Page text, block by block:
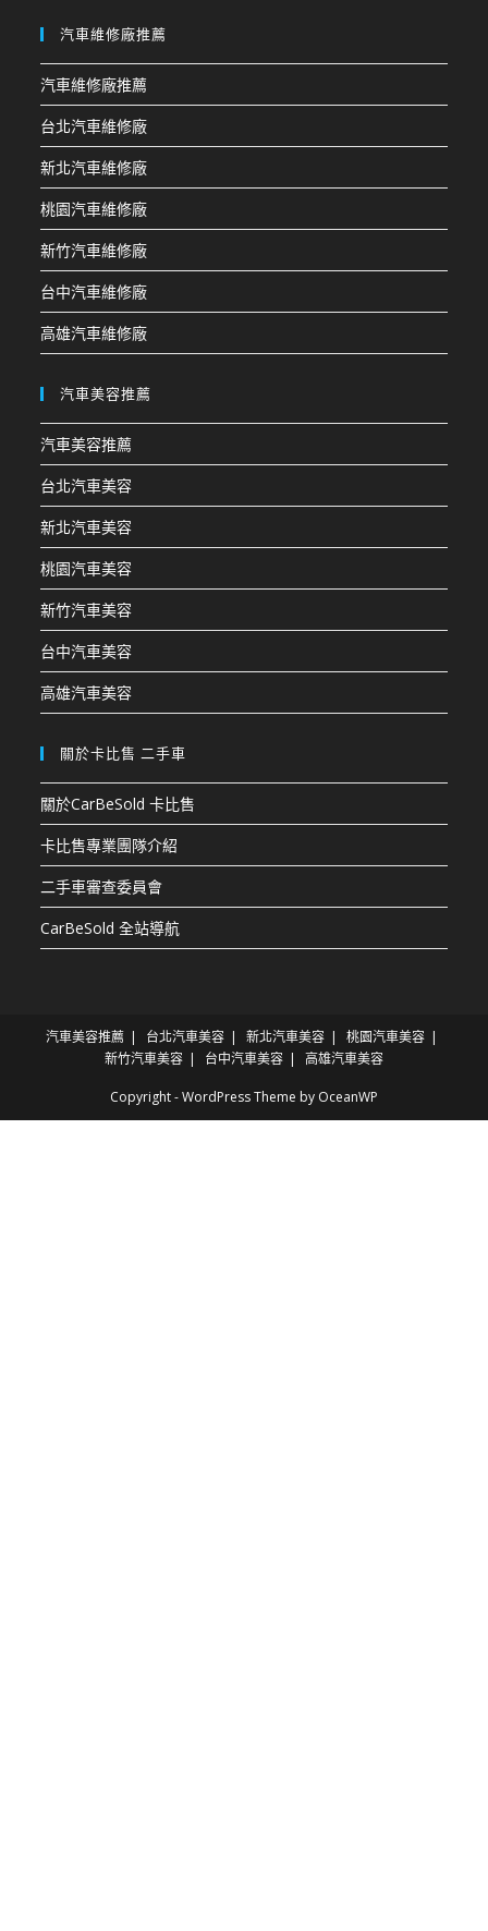
汽車維修廠推薦
汽車維修廠推薦
台北汽車維修廠
新北汽車維修廠
桃園汽車維修廠
新竹汽車維修廠
台中汽車維修廠
高雄汽車維修廠
汽車美容推薦
汽車美容推薦
台北汽車美容
新北汽車美容
桃園汽車美容
新竹汽車美容
台中汽車美容
高雄汽車美容
關於卡比售 二手車
關於CarBeSold 卡比售
卡比售專業團隊介紹
二手車審查委員會
CarBeSold 全站導航
汽車美容推薦 台北汽車美容 新北汽車美容
桃園汽車美容
新竹汽車美容
台中汽車美容 高雄汽車美容
Copyright - WordPress Theme by OceanWP